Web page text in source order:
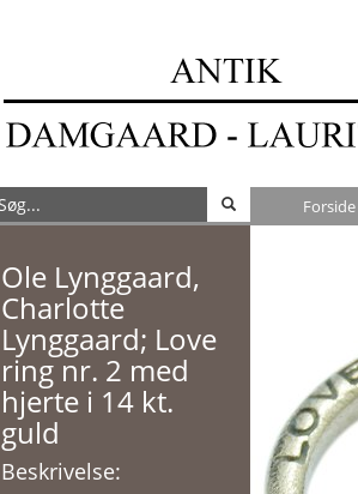
Forside
Ole Lynggaard,
Charlotte
Lynggaard; Love
ring nr. 2 med
hjerte i 14 kt.
guld
Beskrivelse: